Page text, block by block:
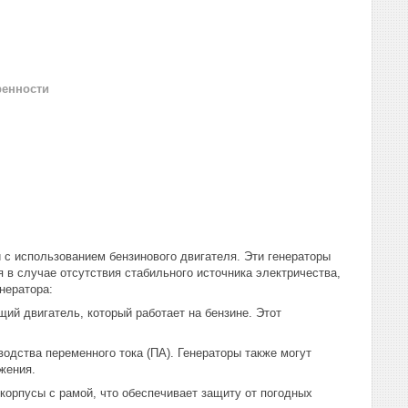
использованием бензинового двигателя. Эти генераторы
отсутствия стабильного источника электричества,
двигатель, который работает на бензине. Этот
переменного тока (ПА). Генераторы также могут
с рамой, что обеспечивает защиту от погодных